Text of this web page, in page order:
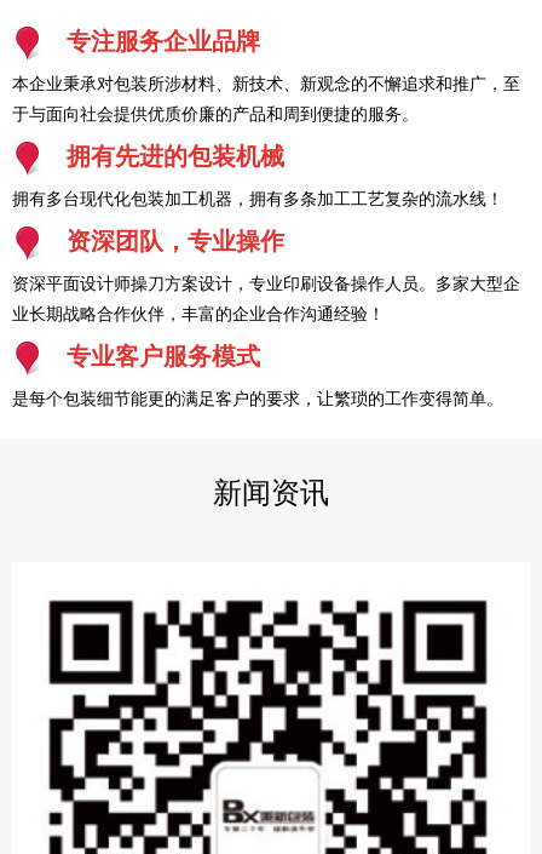
专注服务企业品牌
本企业秉承对包装所涉材料、新技术、新观念的不懈追求和推广，至
于与面向社会提供优质价廉的产品和周到便捷的服务。
拥有先进的包装机械
拥有多台现代化包装加工机器，拥有多条加工工艺复杂的流水线！
资深团队，专业操作
资深平面设计师操刀方案设计，专业印刷设备操作人员。多家大型企
业长期战略合作伙伴，丰富的企业合作沟通经验！
专业客户服务模式
是每个包装细节能更的满足客户的要求，让繁琐的工作变得简单。
新闻资讯